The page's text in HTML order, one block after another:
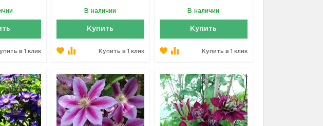
в 1 клик
В наличии
Купить
Купить в 1 клик
В наличии
Купить
Купить в 1 клик